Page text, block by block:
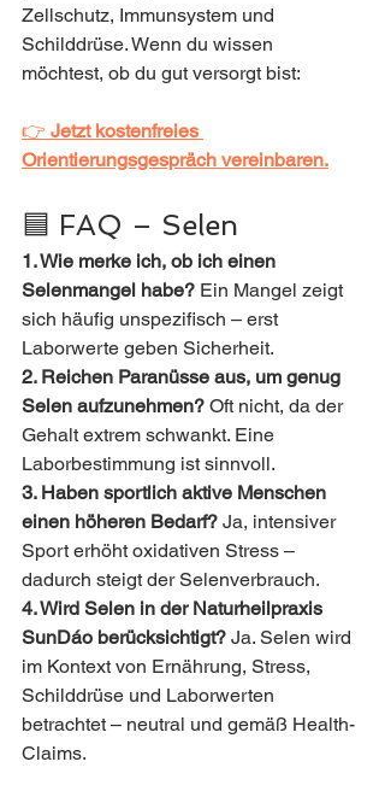
Zellschutz, Immunsystem und
Schilddrüse. Wenn du wissen
möchtest, ob du gut versorgt bist:
👉 Jetzt kostenfreies
Orientierungsgespräch vereinbaren.
🟦 FAQ – Selen
1. Wie merke ich, ob ich einen
Selenmangel habe? Ein Mangel zeigt
sich häufig unspezifisch – erst
Laborwerte geben Sicherheit.
2. Reichen Paranüsse aus, um genug
Selen aufzunehmen? Oft nicht, da der
Gehalt extrem schwankt. Eine
Laborbestimmung ist sinnvoll.
3. Haben sportlich aktive Menschen
einen höheren Bedarf? Ja, intensiver
Sport erhöht oxidativen Stress –
dadurch steigt der Selenverbrauch.
4. Wird Selen in der Naturheilpraxis
SunDáo berücksichtigt? Ja. Selen wird
im Kontext von Ernährung, Stress,
Schilddrüse und Laborwerten
betrachtet – neutral und gemäß Health-
Claims.